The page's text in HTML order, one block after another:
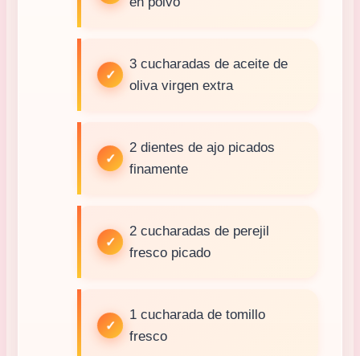
3 cucharadas de aceite de
oliva virgen extra
2 dientes de ajo picados
finamente
2 cucharadas de perejil
fresco picado
1 cucharada de tomillo
fresco